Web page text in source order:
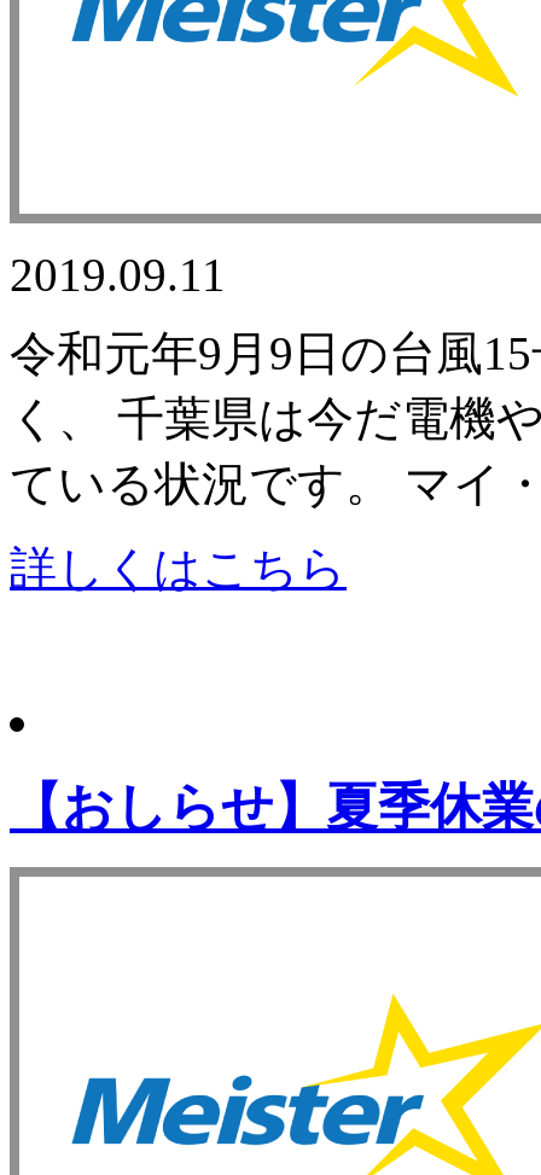
2019.09.11
令和元年9月9日の台風
く、 千葉県は今だ電機
ている状況です。 マイ
詳しくはこちら
【おしらせ】夏季休